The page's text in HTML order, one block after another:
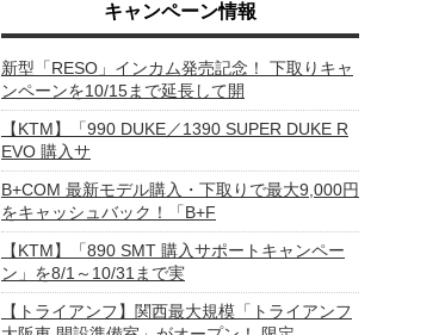
キャンペーン情報
新型「RESO」インカム発売記念！ 下取りキャ
ンペーンを10/15まで延長して開
【KTM】「990 DUKE／1390 SUPER DUKE R
EVO 購入サ
B+COM 最新モデル購入・下取りで最大9,000円
をキャッシュバック！「B+F
【KTM】「890 SMT 購入サポートキャンペー
ン」を8/1～10/31まで実
【トライアンフ】関西最大規模「トライアンフ